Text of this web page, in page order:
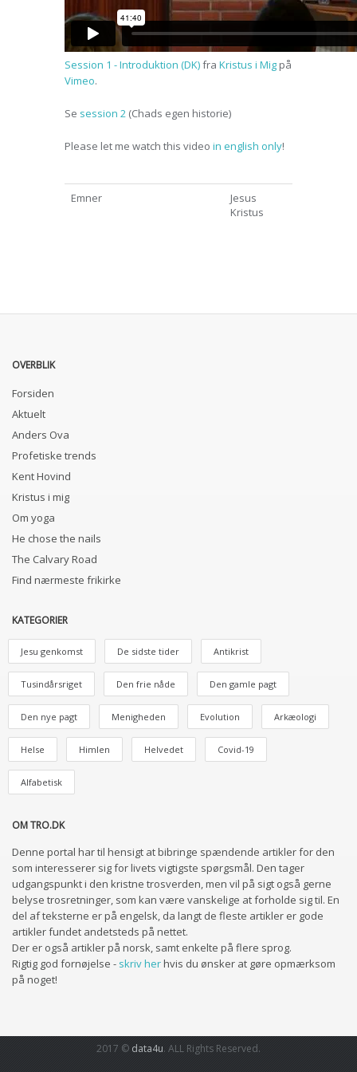
Session 1 - Introduktion (DK)fra Kristus i Mig på
Vimeo.
Se session 2 (Chads egen historie)
Please let me watch this video in english only!
Emner
Jesus
Kristus
OVERBLIK
Forsiden
Aktuelt
Anders Ova
Profetiske trends
Kent Hovind
Kristus i mig
Om yoga
He chose the nails
The Calvary Road
Find nærmeste frikirke
KATEGORIER
Jesu genkomst De sidste tider Antikrist
Tusindårsriget Den frie nåde Den gamle pagt
Den nye pagt Menigheden Evolution Arkæologi
Helse Himlen Helvedet Covid-19
Alfabetisk
OM TRO.DK
Denne portal har til hensigt at bibringe spændende artikler for den
som interesserer sig for livets vigtigste spørgsmål. Den tager
udgangspunkt i den kristne trosverden, men vil på sigt også gerne
belyse trosretninger, som kan være vanskelige at forholde sig til. En
del af teksterne er på engelsk, da langt de fleste artikler er gode
artikler fundet andetsteds på nettet.
Der er også artikler på norsk, samt enkelte på flere sprog.
Rigtig god fornøjelse - skriv herhvis du ønsker at gøre opmærksom
på noget!
2017 © data4u. ALL Rights Reserved.